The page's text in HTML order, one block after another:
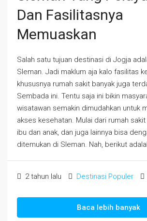
Dan Fasilitasnya
Memuaskan
Salah satu tujuan destinasi di Jogja
Sleman. Jadi maklum aja kalo fasilitas
khususnya rumah sakit banyak juga
Sembada ini. Tentu saja ini bikin
wisatawan semakin dimudahkan untuk
akses kesehatan. Mulai dari rumah
ibu dan anak, dan juga lainnya bisa
ditemukan di Sleman. Nah, berikut
2 tahun lalu Destinasi Populer
Baca lebih banyak